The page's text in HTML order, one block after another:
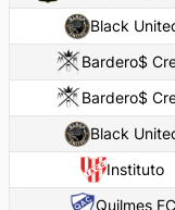
Black
Bardero$
Bardero$
Black
Instituto
Quilmes FC